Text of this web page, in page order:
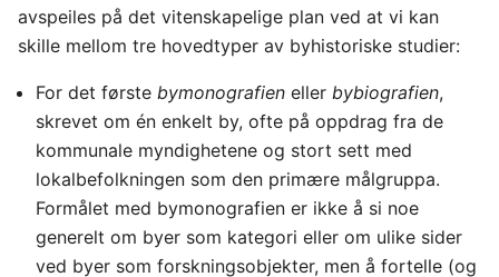
avspeiles på det vitenskapelige plan ved at vi kan
skille mellom tre hovedtyper av byhistoriske studier:
For det første bymonografien eller bybiografien,
skrevet om én enkelt by, ofte på oppdrag fra de
kommunale myndighetene og stort sett med
lokalbefolkningen som den primære målgruppa.
Formålet med bymonografien er ikke å si noe
generelt om byer som kategori eller om ulike sider
ved byer som forskningsobjekter, men å fortelle (og